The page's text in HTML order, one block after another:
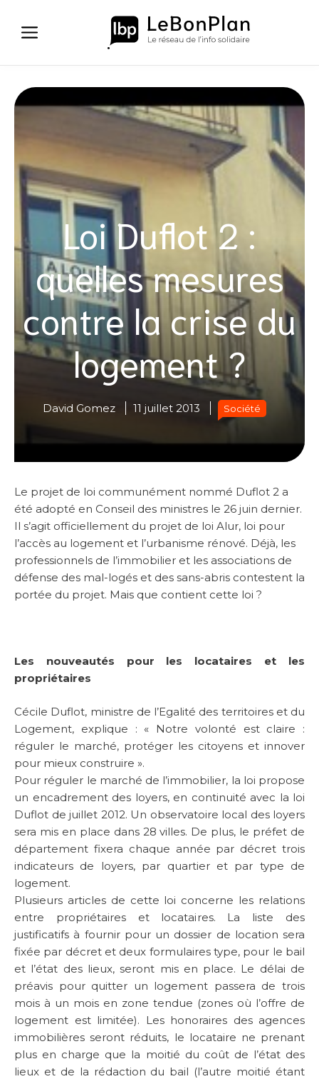
contenu
Loi Duflot 2 :
quelles mesures
contre la crise du
logement ?
David Gomez 11 juillet 2013 Société
Le projet de loi communément nommé Duflot 2 a
été adopté en Conseil des ministres le 26 juin dernier.
Il s’agit officiellement du projet de loi Alur, loi pour
l’accès au logement et l’urbanisme rénové. Déjà, les
professionnels de l’immobilier et les associations de
défense des mal-logés et des sans-abris contestent la
portée du projet. Mais que contient cette loi ?
Les nouveautés pour les locataires et les
propriétaires
Cécile Duflot, ministre de l’Egalité des territoires et du
Logement, explique : « Notre volonté est claire :
réguler le marché, protéger les citoyens et innover
pour mieux construire ».
Pour réguler le marché de l’immobilier, la loi propose
un encadrement des loyers, en continuité avec la loi
Duflot de juillet 2012. Un observatoire local des loyers
sera mis en place dans 28 villes. De plus, le préfet de
département fixera chaque année par décret trois
indicateurs de loyers, par quartier et par type de
logement.
Plusieurs articles de cette loi concerne les relations
entre propriétaires et locataires. La liste des
justificatifs à fournir pour un dossier de location sera
fixée par décret et deux formulaires type, pour le bail
et l’état des lieux, seront mis en place. Le délai de
préavis pour quitter un logement passera de trois
mois à un mois en zone tendue (zones où l’offre de
logement est limitée). Les honoraires des agences
immobilières seront réduits, le locataire ne prenant
plus en charge que la moitié du coût de l’état des
lieux et de la rédaction du bail (l’autre moitié étant